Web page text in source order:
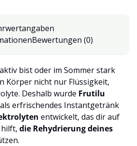
Bewertungen (0)
bist oder im Sommer stark
Körper nicht nur Flüssigkeit,
Deshalb wurde Frutilu
als erfrischendes Instantgetränk
entwickelt, das dir auf
hilft, die Rehydrierung deines